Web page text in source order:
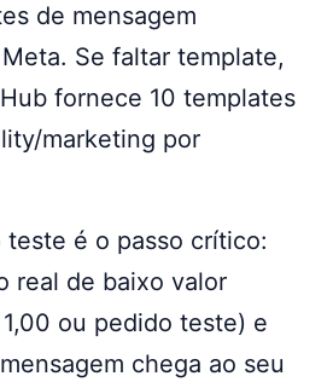
de mensagem
Se faltar template,
fornece 10 templates
marketing por
é o passo crítico:
real de baixo valor
ou pedido teste) e
chega ao seu